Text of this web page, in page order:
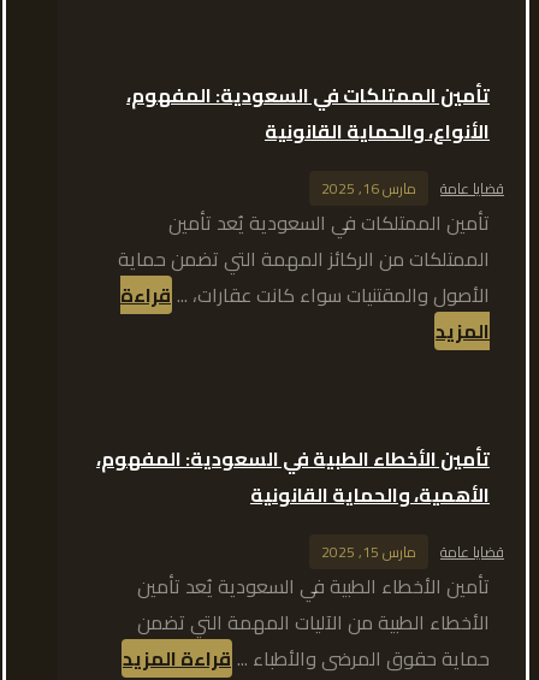
تأمين الممتلكات في السعودية: المفهوم،
الأنواع، والحماية القانونية
قضايا عامة مارس 16, 2025
تأمين الممتلكات في السعودية يُعد تأمين
الممتلكات من الركائز المهمة التي تضمن حماية
الأصول والمقتنيات سواء كانت عقارات، ...قراءة
المزيد
تأمين الأخطاء الطبية في السعودية: المفهوم،
الأهمية، والحماية القانونية
قضايا عامة مارس 15, 2025
تأمين الأخطاء الطبية في السعودية يُعد تأمين
الأخطاء الطبية من الآليات المهمة التي تضمن
حماية حقوق المرضى والأطباء ...قراءة المزيد